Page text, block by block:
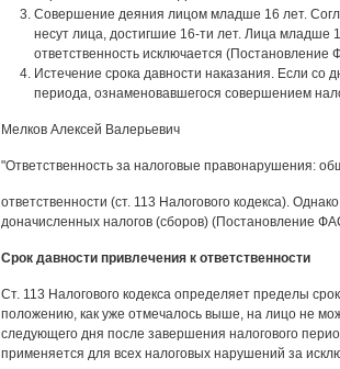
Совершение деяния лицом младше 16 лет.
несут лица, достигшие 16-ти лет. Лица младше
ответственность исключается
Истечение срока давности наказания. Если со
периода, ознаменовавшегося совершением
Мелков Алексей Валерьевич
"Ответственность за налоговые правонарушения:
ответственности (ст. 113 Налогового кодекса).
доначисленных налогов (сборов) (Постановление
Срок давности привлечения к ответственности
Ст. 113 Налогового кодекса определяет пределы
положению, как уже отмечалось выше, на лицо не
следующего дня после завершения налогового
применяется для всех налоговых нарушений за